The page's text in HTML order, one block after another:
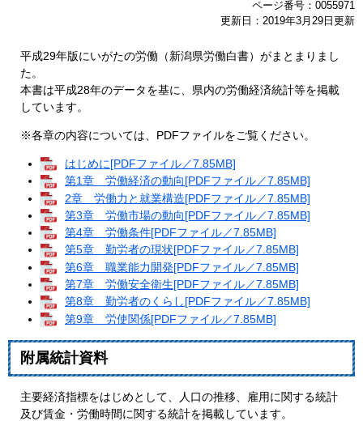
ページ番号：0055971
更新日：2019年3月29日更新
平成29年版にいがたの労働（新潟県労働白書）がまとまりまし
た。
本書は平成28年のデータを基に、県内の労働経済統計等を掲載
しています。
※各章の内容については、PDFファイルをご覧ください。
はじめに[PDFファイル／7.85MB]
第1章 労働経済の動向[PDFファイル／7.85MB]
2章 労働力と就業構造[PDFファイル／7.85MB]
第3章 労働市場の動向[PDFファイル／7.85MB]
第4章 労働条件[PDFファイル／7.85MB]
第5章 勤労者の現状[PDFファイル／7.85MB]
第6章 職業能力開発[PDFファイル／7.85MB]
第7章 労働安全衛生[PDFファイル／7.85MB]
第8章 勤労者のくらし[PDFファイル／7.85MB]
第9章 労使関係[PDFファイル／7.85MB]
附属統計資料
主要経済指標をはじめとして、人口の推移、雇用に関する統計
及び賃金・労働時間に関する統計を掲載しています。